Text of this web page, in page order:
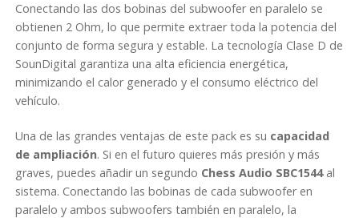
Conectando las dos bobinas del subwoofer en paralelo se
obtienen 2 Ohm, lo que permite extraer toda la potencia del
conjunto de forma segura y estable. La tecnología Clase D de
SounDigital garantiza una alta eficiencia energética,
minimizando el calor generado y el consumo eléctrico del
vehículo.
Una de las grandes ventajas de este pack es su capacidad
de ampliación. Si en el futuro quieres más presión y más
graves, puedes añadir un segundo Chess Audio SBC1544al
sistema. Conectando las bobinas de cada subwoofer en
paralelo y ambos subwoofers también en paralelo, la